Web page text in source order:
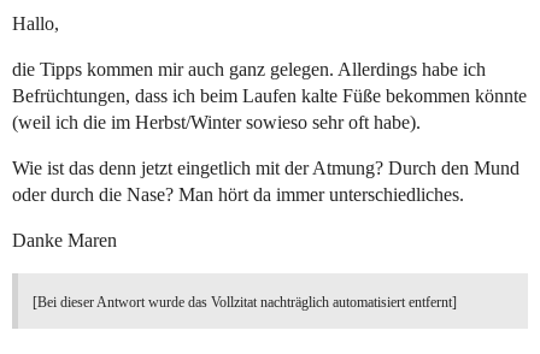
Hallo,
die Tipps kommen mir auch ganz gelegen. Allerdings habe ich
Befrüchtungen, dass ich beim Laufen kalte Füße bekommen könnte
(weil ich die im Herbst/Winter sowieso sehr oft habe).
Wie ist das denn jetzt eingetlich mit der Atmung? Durch den Mund
oder durch die Nase? Man hört da immer unterschiedliches.
Danke Maren
[Bei dieser Antwort wurde das Vollzitat nachträglich automatisiert entfernt]